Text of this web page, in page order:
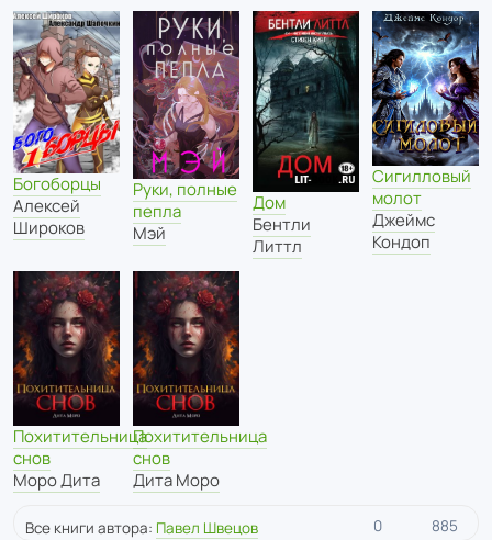
Богоборцы
Алексей
Широков
Руки, полные
пепла
Мэй
Дом
Бентли
Литтл
Сигилловый
молот
Джеймс
Кондоп
Похитительница
снов
Моро Дита
Похитительница
снов
Дита Моро
Все книги автора: Павел Швецов 0 885